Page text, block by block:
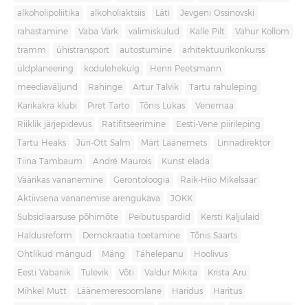
alkoholipoliitika alkoholiaktsiis Läti Jevgeni Ossinovski
rahastamine Vaba Värk valimiskulud Kalle Pilt Vahur Kollom
tramm ühistransport autostumine arhitektuurikonkurss
üldplaneering kodulehekülg Henri Peetsmann
meediaväljund Rahinge Artur Talvik Tartu rahuleping
Karikakra klubi Piret Tarto Tõnis Lukas Venemaa
Riiklik järjepidevus Ratifitseerimine Eesti-Vene piirileping
Tartu Heaks Jüri-Ott Salm Märt Läänemets Linnadirektor
Tiina Tambaum André Maurois Kunst elada
Väärikas vananemine Gerontoloogia Raik-Hiio Mikelsaar
Aktiivsena vananemise arengukava JOKK
Subsidiaarsuse põhimõte Peibutuspardid Kersti Kaljulaid
Haldusreform Demokraatia toetamine Tõnis Saarts
Ohtlikud mängud Mäng Tähelepanu Hoolivus
Eesti Vabariik Tulevik Võti Valdur Mikita Krista Aru
Mihkel Mutt Läänemeresoomlane Haridus Haritus